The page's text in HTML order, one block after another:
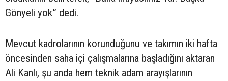
Gönyeli yok” dedi.
Mevcut kadrolarının korunduğunu ve takımın iki hafta
öncesinden saha içi çalışmalarına başladığını aktaran
Ali Kanlı, şu anda hem teknik adam arayışlarının